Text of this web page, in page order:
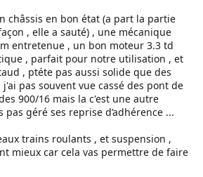
châssis en bon état (a part la partie
, elle a sauté) , une mécanique
entretenue , un bon moteur 3.3 td
, parfait pour notre utilisation , et
, ptéte pas aussi solide que des
pas souvent vue cassé des pont de
900/16 mais la c'est une autre
géré ses reprise d’adhérence ...
trains roulants , et suspension ,
mieux car cela vas permettre de faire